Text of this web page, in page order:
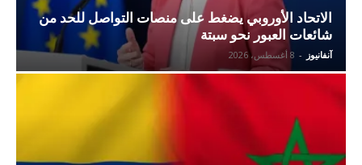
الاتحاد الأوروبي يضغط على منصات التواصل للحد من
شائعات العبور نحو سبتة
آنفانيوز - 8 أغسطس، 2026